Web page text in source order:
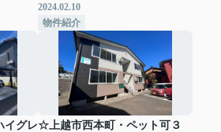
2024.02.10
物件紹介
イグレ☆上越市西本町・ペット可３